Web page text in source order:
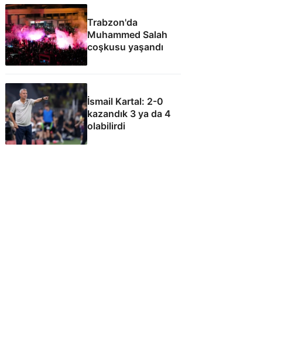
Trabzon'da
Muhammed Salah
coşkusu yaşandı
İsmail Kartal: 2-0
kazandık 3 ya da 4
olabilirdi